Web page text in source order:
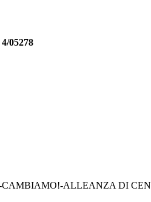
4/05278
ALLEANZA DI